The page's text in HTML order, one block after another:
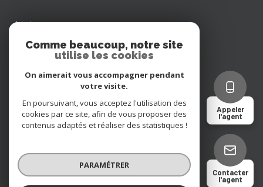
Appeler
l'agent
Contacter
l'agent
Admin
Nos honoraires
Cookies
© 2026 | Tous droits réservés
Comme beaucoup, notre site
utilise les cookies
On aimerait vous accompagner pendant
votre visite.
En poursuivant, vous acceptez l'utilisation des
cookies par ce site, afin de vous proposer des
contenus adaptés et réaliser des statistiques !
PARAMÉTRER